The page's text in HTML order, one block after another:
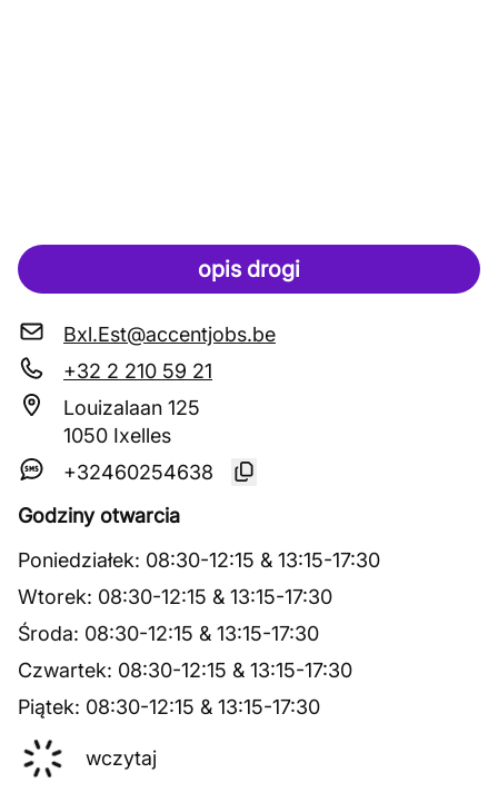
opis drogi
Bxl.Est@accentjobs.be
+32 2 210 59 21
Louizalaan 125
1050 Ixelles
+32460254638
Godziny otwarcia
Poniedziałek: 08:30-12:15 & 13:15-17:30
Wtorek: 08:30-12:15 & 13:15-17:30
Środa: 08:30-12:15 & 13:15-17:30
Czwartek: 08:30-12:15 & 13:15-17:30
Piątek: 08:30-12:15 & 13:15-17:30
wczytaj